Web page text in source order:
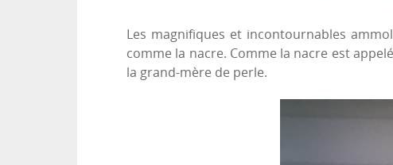
Les magnifiques et incontournables
comme la nacre. Comme la nacre est
la grand-mère de perle.